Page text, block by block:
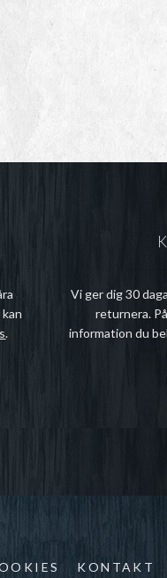
.
Vi ger dig 30
returnera.
information du
KONTAKT